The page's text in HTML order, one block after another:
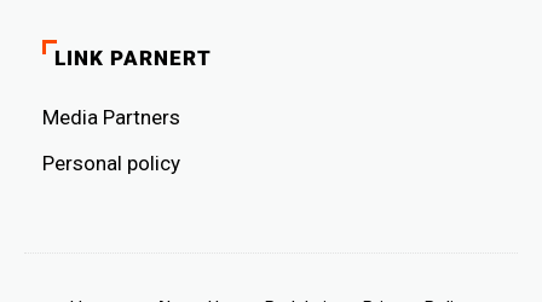
LINK PARNERT
Media Partners
Personal policy